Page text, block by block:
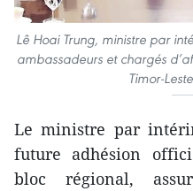
Lê Hoai Trung, ministre par
ambassadeurs et chargés
Timor-
Le ministre par
future adhésion
bloc régional,